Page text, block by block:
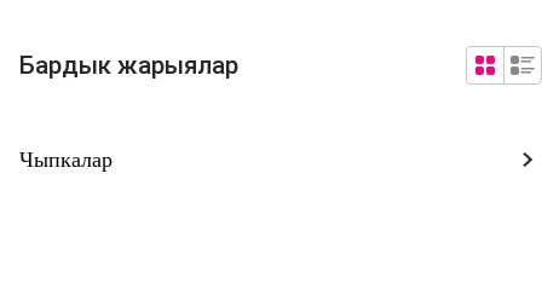
Бардык жарыялар
Чыпкалар